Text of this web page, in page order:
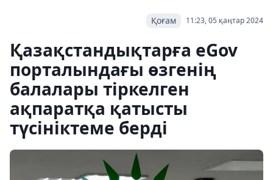
11:23, 05 қаңтар 2024
Қоғам
Қазақстандықтарға eGov
порталындағы өзгенің
балалары тіркелген
ақпаратқа қатысты
түсініктеме берді